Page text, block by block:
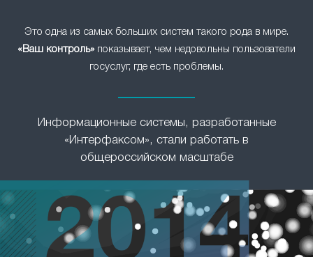
Это одна из самых больших систем такого рода в мире.
«Ваш контроль»показывает, чем недовольны пользователи
госуслуг, где есть проблемы.
Информационные системы, разработанные
«Интерфаксом», стали работать в
общероссийском масштабе